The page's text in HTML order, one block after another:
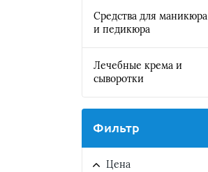
Средства для маникюра
и педикюра
Лечебные крема и
сыворотки
Фильтр
Цена